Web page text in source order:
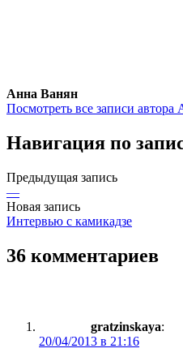
Анна Ванян
Посмотреть все записи
Навигация по
Предыдущая запись
—
Новая запись
Интервью с камикадзе
36 комментариев
gratzinskaya:
20/04/2013 в 21:16